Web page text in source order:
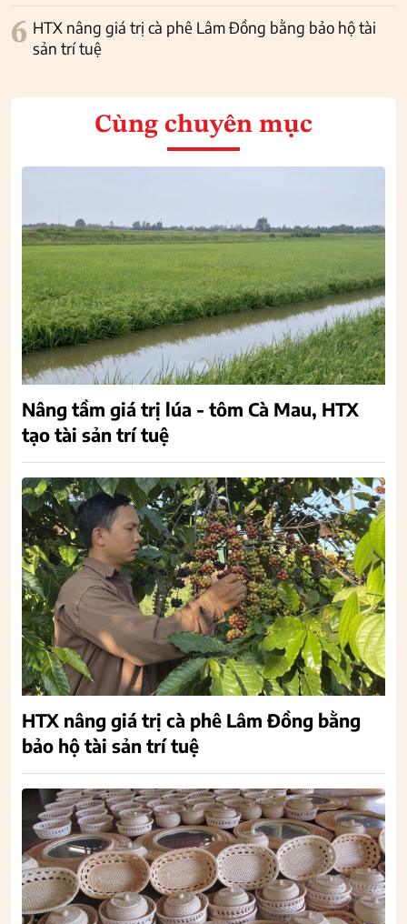
6 HTX nâng giá trị cà phê Lâm Đồng bằng bảo hộ tài
sản trí tuệ
Cùng chuyên mục
Nâng tầm giá trị lúa - tôm Cà Mau, HTX
tạo tài sản trí tuệ
HTX nâng giá trị cà phê Lâm Đồng bằng
bảo hộ tài sản trí tuệ